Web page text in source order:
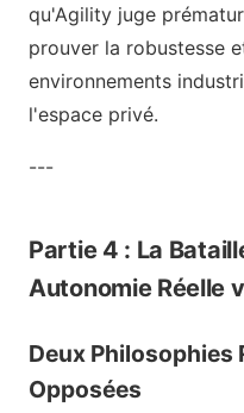
qu'Agility juge
prouver la robustesse
environnements
l'espace privé.
---
Partie 4 : La
Autonomie Réelle
Deux Philosophies
Opposées